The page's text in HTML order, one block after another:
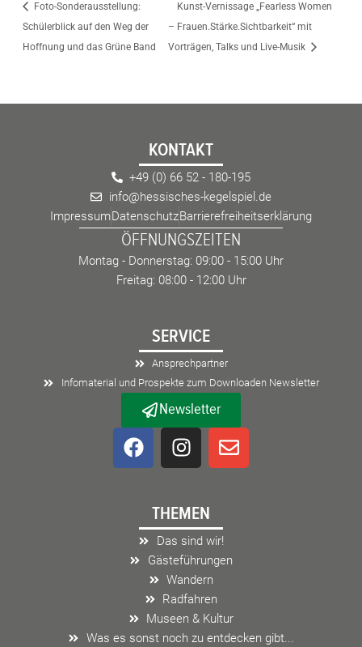
Foto-Sonderausstellung:
Schülerblick auf den Weg der
Hoffnung und das Grüne Band
Kunst-Vernissage „Fearless Women
– Frauen.Stärke.Sichtbarkeit“ mit
Vorträgen, Talks und Live-Musik
KONTAKT
+49 (0) 66 52 - 180-195
info@hessisches-kegelspiel.de
ImpressumDatenschutzBarrierefreiheitserklärung
ÖFFNUNGSZEITEN
Montag - Donnerstag: 09:00 - 15:00 Uhr
Freitag: 08:00 - 12:00 Uhr
SERVICE
Ansprechpartner
Infomaterial und Prospekte zum Downloaden Newsletter
Newsletter
F
a
o
o
I
n
a
g
r
a
m
E
n
p
THEMEN
Das sind wir!
Gästeführungen
Wandern
Radfahren
Museen & Kultur
Was es sonst noch zu entdecken gibt...